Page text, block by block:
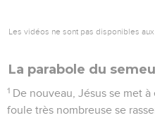
Les vidéos ne sont pas disponibles aux
La parabole du
1 De nouveau, Jésus se met
foule très nombreuse se